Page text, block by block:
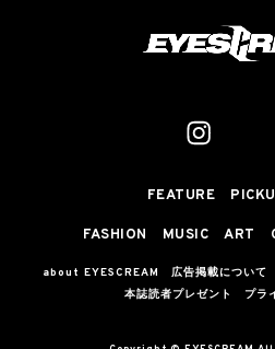
FEATURE
FASHION MUSIC ART
about EYESCREAM 広告掲載について
本誌読者プレゼント
プラ